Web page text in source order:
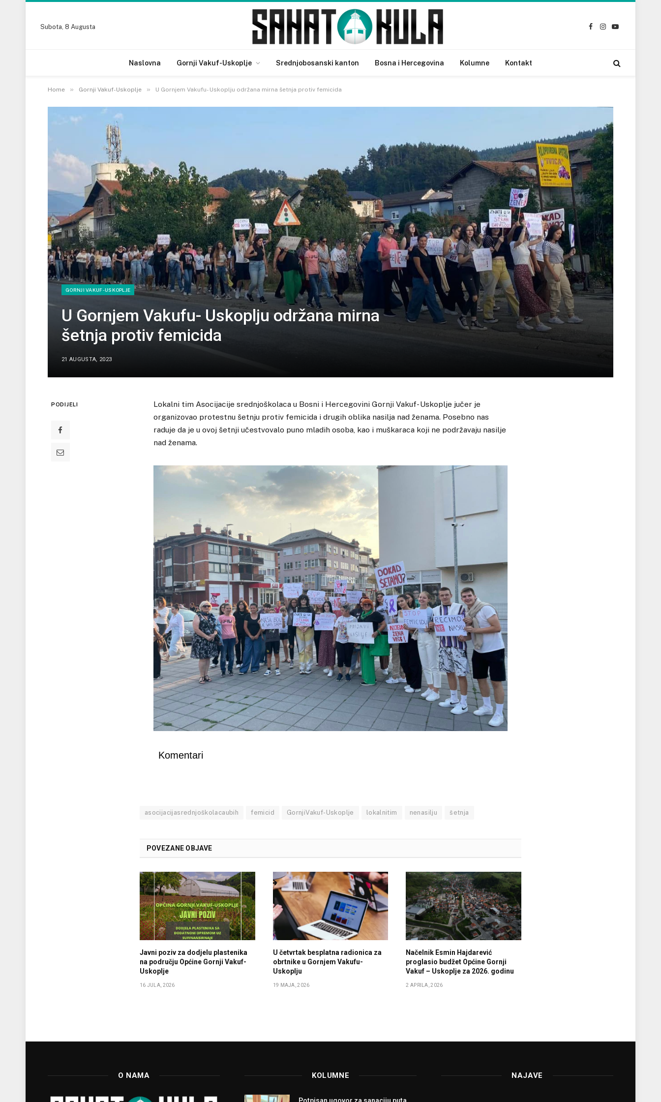
Subota, 8 Augusta
Facebook
Instagram
YouTube
Naslovna Gornji Vakuf-Uskoplje Srednjobosanski kanton Bosna i Hercegovina Kolumne Kontakt
Home » Gornji Vakuf-Uskoplje » U Gornjem Vakufu- Uskoplju održana mirna šetnja protiv femicida
GORNJI VAKUF-USKOPLJE
U Gornjem Vakufu- Uskoplju održana mirna
šetnja protiv femicida
21 AUGUSTA, 2023
PODIJELI
Lokalni tim Asocijacije srednjoškolaca u Bosni i Hercegovini Gornji Vakuf- Uskoplje jučer je
organizovao protestnu šetnju protiv femicida i drugih oblika nasilja nad ženama. Posebno nas
raduje da je u ovoj šetnji učestvovalo puno mladih osoba, kao i muškaraca koji ne podržavaju nasilje
nad ženama.
Komentari
asocijacijasrednjoškolacaubih femicid GornjiVakuf-Uskoplje lokalnitim nenasilju šetnja
POVEZANE OBJAVE
Javni poziv za dodjelu plastenika
na području Općine Gornji Vakuf-
Uskoplje
16 JULA, 2026
U četvrtak besplatna radionica za
obrtnike u Gornjem Vakufu-
Uskoplju
19 MAJA, 2026
Načelnik Esmin Hajdarević
proglasio budžet Općine Gornji
Vakuf – Uskoplje za 2026. godinu
2 APRILA, 2026
O NAMA KOLUMNE NAJAVE